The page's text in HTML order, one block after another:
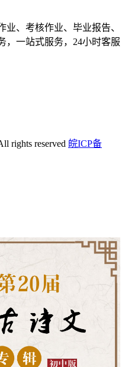
、考核作业、毕业报告、
，一站式服务，24小时客服
rights reserved 皖ICP备